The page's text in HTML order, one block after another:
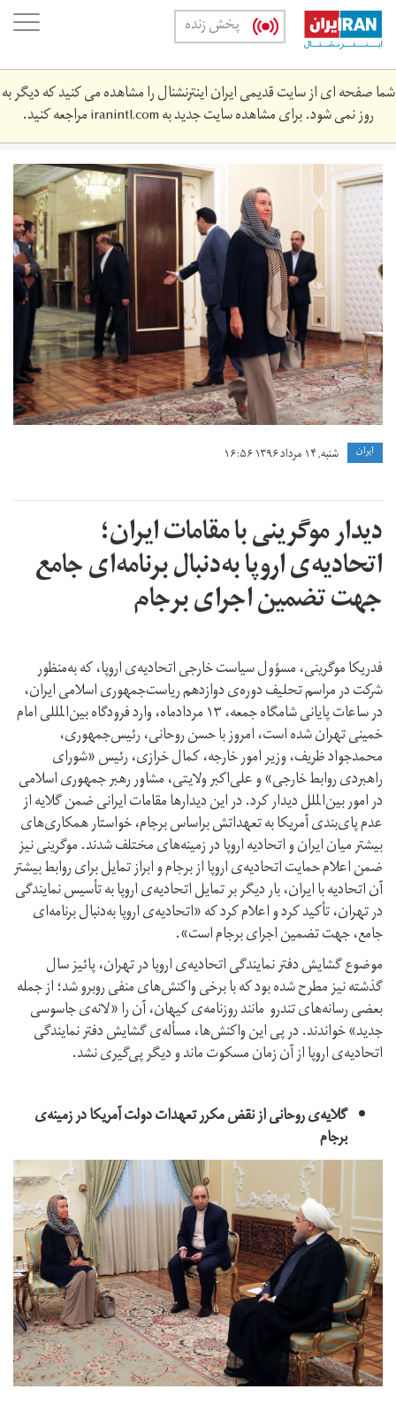
Skip
main
content
پخش زنده
شما صفحه ای از سایت قدیمی ایران اینترنشنال را مشاهده می کنید که دیگر به
روز نمی شود. برای مشاهده سایت جدید بهiranintl.comمراجعه کنید.
n3508059-
5972763.jpg
ايران شنبه, ۱۴ مرداد ۱۳۹۶ ۱۶:۵۶
دیدار موگرینی با مقامات ایران؛
اتحادیه‌ی اروپا به‌دنبال برنامه‌ای جامع
جهت تضمین اجرای برجام
فدریکا موگرینی، مسؤول سیاست خارجی اتحادیه‌ی اروپا، که به‌منظور
شرکت در مراسم تحلیف دوره‌ی دوازدهم ریاست‌جمهوری اسلامی ایران،
در ساعات پایانی شامگاه جمعه، ۱۳ مردادماه، وارد فرودگاه بین‌المللی امام
خمینی تهران شده است، امروز با حسن روحانی، رئیس‌جمهوری،
محمدجواد ظریف، وزیر امور خارجه، کمال خرازی، رئیس «شورای
راهبردی روابط خارجی» و علی‌اکبر ولایتی، مشاور رهبر جمهوری اسلامی
در امور بین‌الملل دیدار کرد. در این دیدارها مقامات ایرانی ضمن گلایه از
عدم‌ پای‌بندی آمریکا به تعهداتش براساس برجام، خواستار همکاری‌های
بیشتر میان ایران و اتحادیه‌ اروپا در زمینه‌های مختلف شدند. موگرینی نیز
ضمن اعلام حمایت اتحادیه‌ی اروپا از برجام و ابراز تمایل برای روابط بیشتر
آن اتحادیه‌ با ایران، بار دیگر بر تمایل اتحادیه‌ی اروپا به تأسیس نمایندگی
در تهران، تأکید کرد و اعلام کرد که «اتحادیه‌ی اروپا به‌دنبال برنامه‌ای
جامع، جهت تضمین اجرای برجام است».
موضوع گشایش دفتر نمایندگی اتحادیه‌ی اروپا در تهران، پائیز سال
گذشته نیز مطرح شده بود که با برخی واکنش‌های منفی روبرو شد؛ از جمله
بعضی رسانه‌های تندرو مانند روزنامه‌ی کیهان، آن را «لانه‌ی جاسوسی
جدید» خواندند. در پی این واکنش‌ها، مسأله‌ی گشایش دفتر نمایندگی
اتحادیه‌ی اروپا از آن زمان مسکوت ماند و دیگر پی‌گیری نشد.
گلایه‌ی روحانی از نقض مکرر تعهدات دولت آمریکا در زمینه‌ی
برجام